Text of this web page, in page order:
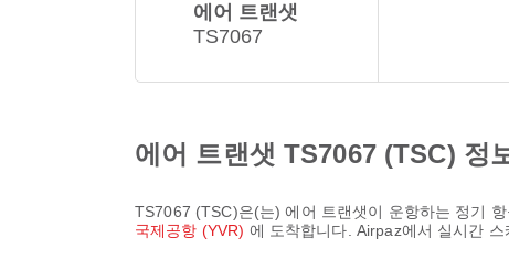
에어 트랜샛
TS7067
에어 트랜샛 TS7067 (TSC) 정
TS7067 (TSC)은(는)에어 트랜샛이 운항하는 정기 항
국제공항 (YVR) 에 도착합니다. Airpaz에서 실시간